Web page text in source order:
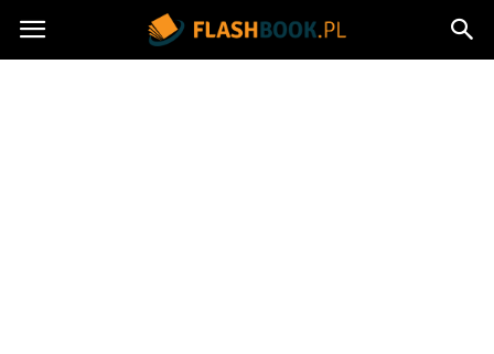
Flashbook.pl